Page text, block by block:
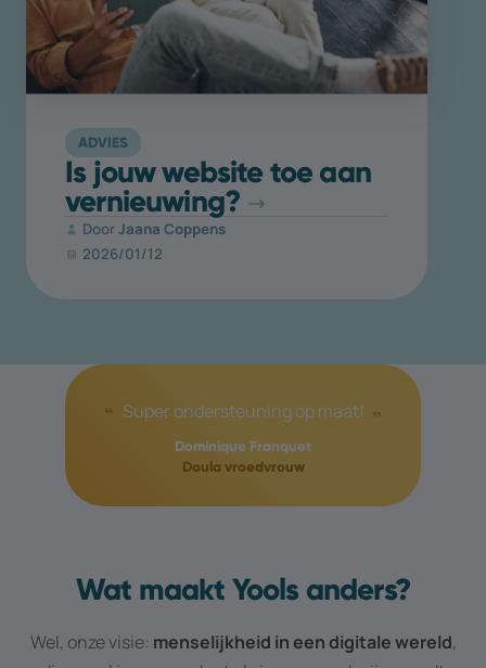
ADVIES
Is jouw website toe aan
vernieuwing?
DoorJaana Coppens
2026/01/12
Wat maakt Yools anders?
Wel, onze visie: menselijkheid in een digitale wereld,
Super ondersteuning op maat!
Dominique Franquet
Doula vroedvrouw